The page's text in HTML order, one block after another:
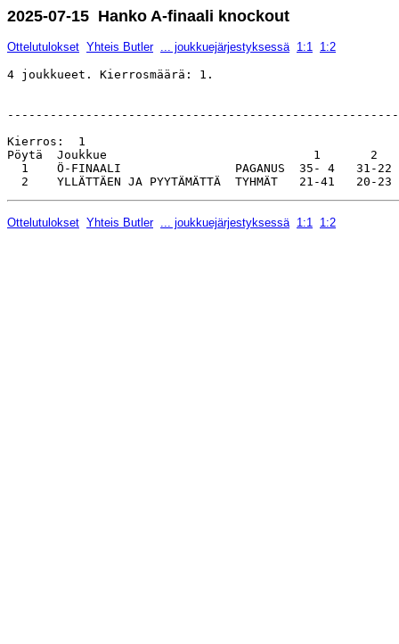
2025-07-15 Hanko A-finaali knockout
Ottelutulokset Yhteis Butler ... joukkuejärjestyksessä 1:1 1:2
4 joukkueet. Kierrosmäärä: 1.
Kierros:
Pöytä  Joukkue                             1       2
1    Ö-FINAALI                PAGANUS  35- 4   31-22
Ottelutulokset Yhteis Butler ... joukkuejärjestyksessä 1:1 1:2